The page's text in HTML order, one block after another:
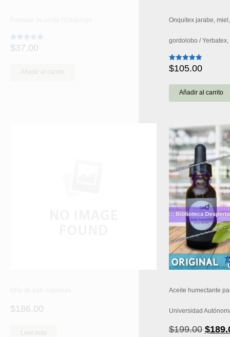
Valorado
con
$37.00
Añadir al carrito
Onquitex jarabe,
gordolobo /
Valorado
con
de 5
$105.00
Añadir al carrito
$186.00
Leer más
Aceite humectante
Universidad
$199.00 El
$